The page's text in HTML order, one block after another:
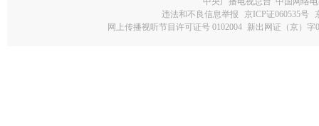
违法和不良信息举报
京ICP证060535号
网上传播视听节目许可证号 0102004 新出网证（京）